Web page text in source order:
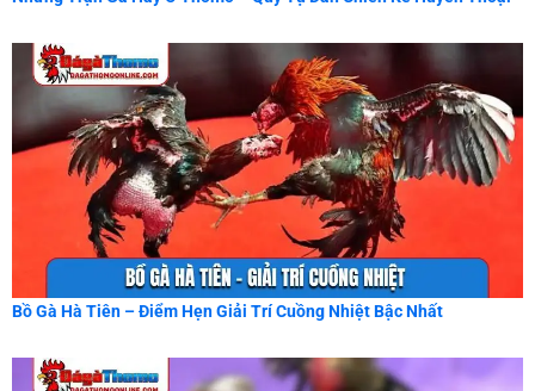
Bồ Gà Hà Tiên – Điểm Hẹn Giải Trí Cuồng Nhiệt Bậc Nhất